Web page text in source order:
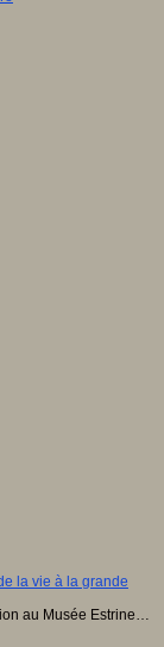
la vie à la grande
au Musée Estrine…